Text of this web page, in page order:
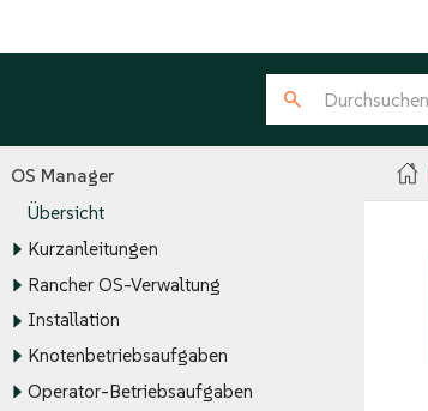
OS Manager
Übersicht
Kurzanleitungen
Rancher OS-Verwaltung
Installation
Knotenbetriebsaufgaben
Operator-Betriebsaufgaben